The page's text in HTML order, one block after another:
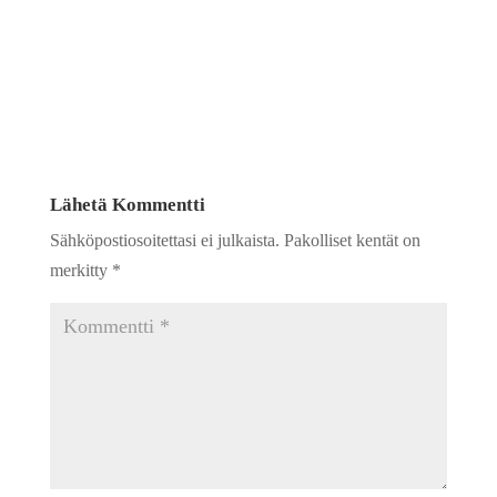
Lähetä Kommentti
Sähköpostiosoitettasi ei julkaista. Pakolliset kentät on
merkitty *